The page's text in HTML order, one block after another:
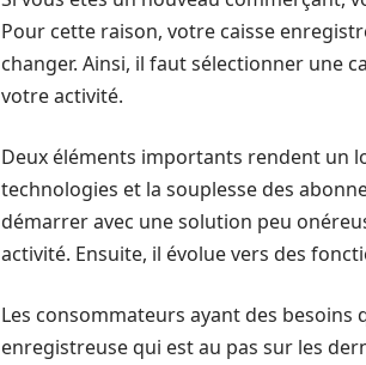
Pour cette raison, votre caisse
changer. Ainsi, il faut sélectionner une
votre activité.
Deux éléments importants rendent un
technologies et la souplesse des
démarrer avec une solution peu
activité. Ensuite, il évolue vers des
Les consommateurs ayant des besoins
enregistreuse qui est au pas sur les